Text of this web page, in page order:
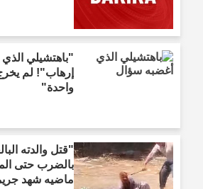
"باهتشيلي الذي
إرهاب"! لم
واحدة"
بالضرب حتى
ماضيه شهد